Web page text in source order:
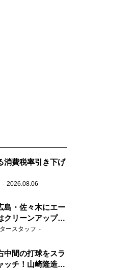
消費税率引き下げ
2026.08.06
島・佐々木にエー
クリーンアップを
までは成長し
ースタッフ
中間の打球をスラ
ッチ！山崎隆造氏